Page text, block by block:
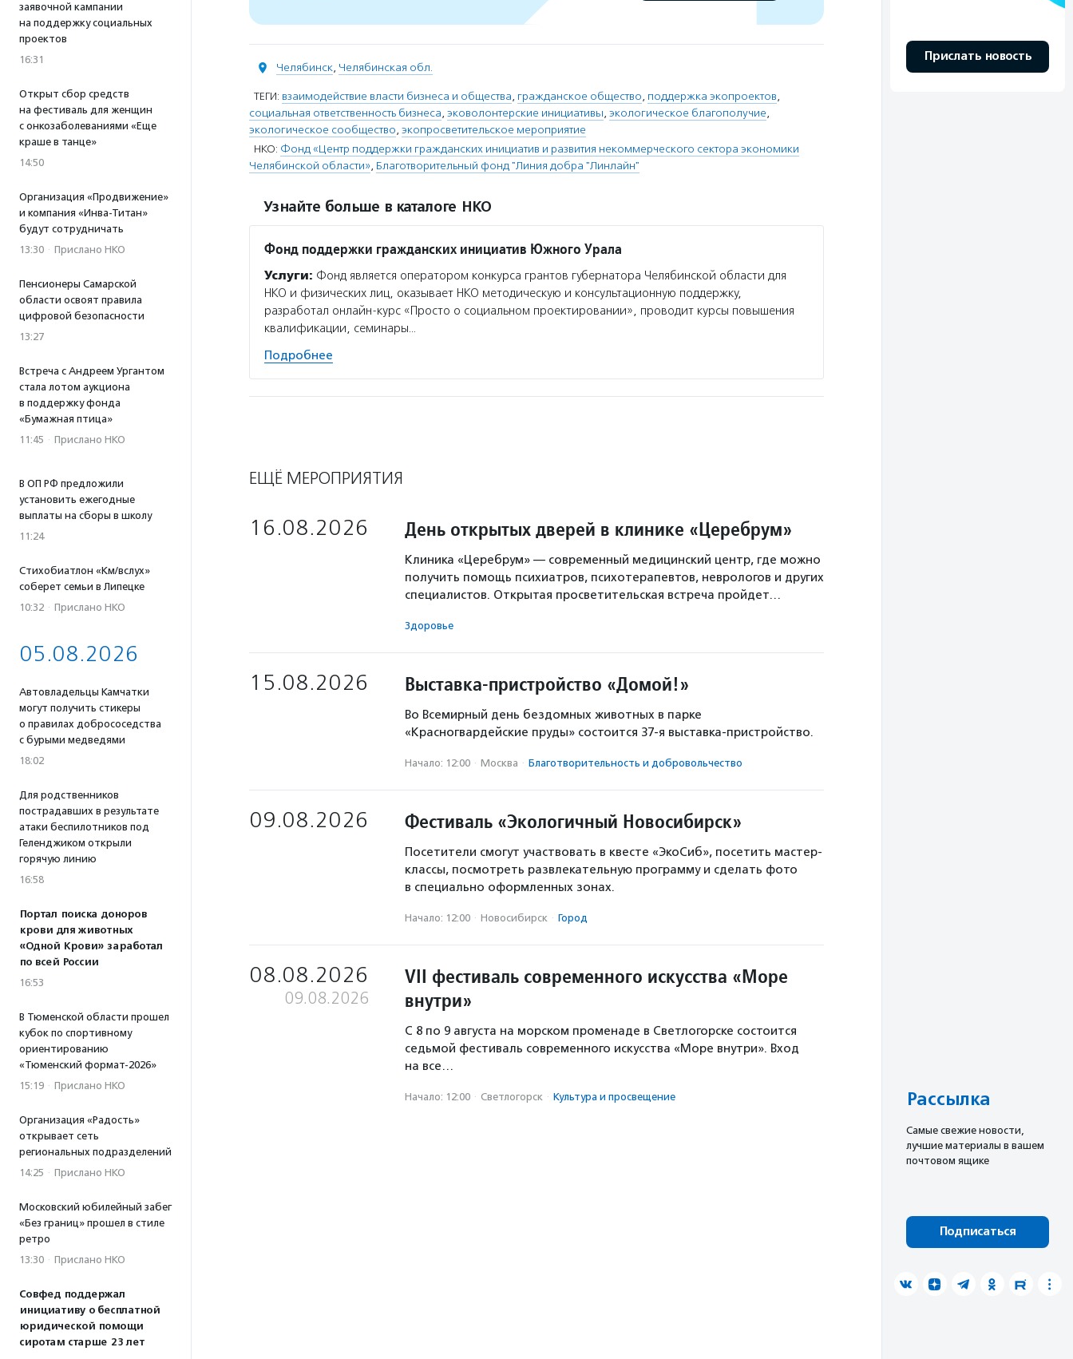
заявочной кампании
на поддержку социальных
проектов
16:31
Открыт сбор средств
на фестиваль для женщин
с онкозаболеваниями «Еще
краше в танце»
14:50
Организация «Продвижение»
и компания «Инва-Титан»
будут сотрудничать
13:30 · Прислано НКО
Пенсионеры Самарской
области освоят правила
цифровой безопасности
13:27
Встреча с Андреем Ургантом
стала лотом аукциона
в поддержку фонда
«Бумажная птица»
11:45 · Прислано НКО
В ОП РФ предложили
установить ежегодные
выплаты на сборы в школу
11:24
Стихобиатлон «Км/вслух»
соберет семьи в Липецке
10:32 · Прислано НКО
05.08.2026
Автовладельцы Камчатки
могут получить стикеры
о правилах добрососедства
с бурыми медведями
18:02
Для родственников
пострадавших в результате
атаки беспилотников под
Геленджиком открыли
горячую линию
16:58
Портал поиска доноров
крови для животных
«Одной Крови» заработал
по всей России
16:53
В Тюменской области прошел
кубок по спортивному
ориентированию
«Тюменский формат-2026»
15:19 · Прислано НКО
Организация «Радость»
открывает сеть
региональных подразделений
14:25 · Прислано НКО
Московский юбилейный забег
«Без границ» прошел в стиле
ретро
13:30 · Прислано НКО
Совфед поддержал
инициативу о бесплатной
юридической помощи
сиротам старше 23 лет
Челябинск, Челябинская обл.
ТЕГИ: взаимодействие власти бизнеса и общества, гражданское общество, поддержка экопроектов,
социальная ответственность бизнеса, эковолонтерские инициативы, экологическое благополучие,
экологическое сообщество, экопросветительское мероприятие
НКО: Фонд «Центр поддержки гражданских инициатив и развития некоммерческого сектора экономики
Челябинской области», Благотворительный фонд "Линия добра "Линлайн"
Узнайте больше в каталоге НКО
Фонд поддержки гражданских инициатив Южного Урала
Услуги: Фонд является оператором конкурса грантов губернатора Челябинской области для
НКО и физических лиц, оказывает НКО методическую и консультационную поддержку,
разработал онлайн-курс «Просто о социальном проектировании», проводит курсы повышения
квалификации, семинары…
Подробнее
ЕЩЁ МЕРОПРИЯТИЯ
16.08.2026 День открытых дверей в клинике «Церебрум»
Клиника «Церебрум» — современный медицинский центр, где можно
получить помощь психиатров, психотерапевтов, неврологов и других
специалистов. Открытая просветительская встреча пройдет…
Здоровье
15.08.2026 Выставка-пристройство «Домой!»
Во Всемирный день бездомных животных в парке
«Красногвардейские пруды» состоится 37-я выставка-пристройство.
Начало: 12:00 · Москва · Благотвори­тель­ность и доброволь­чест­во
09.08.2026 Фестиваль «Экологичный Новосибирск»
Посетители смогут участвовать в квесте «ЭкоСиб», посетить мастер-
классы, посмотреть развлекательную программу и сделать фото
в специально оформленных зонах.
Начало: 12:00 · Новосибирск · Город
08.08.2026
09.08.2026
VII фестиваль современного искусства «Море
внутри»
С 8 по 9 августа на морском променаде в Светлогорске состоится
седьмой фестиваль современного искусства «Море внутри». Вход
на все…
Начало: 12:00 · Светлогорск · Культура и просвещение
Прислать новость
Рассылка
Cамые свежие новости,
лучшие материалы в вашем
почтовом ящике
Подписаться